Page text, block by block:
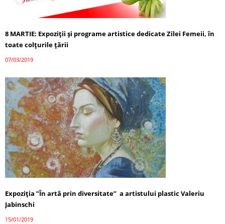
8 MARTIE: Expoziții și programe artistice dedicate Zilei Femeii, în
toate colțurile țării
07/03/2019
Expoziția ”În artă prin diversitate” a artistului plastic Valeriu
Jabinschi
15/01/2019